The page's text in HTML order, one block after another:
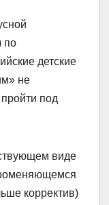
по
детские
не
под
виде
корректив)